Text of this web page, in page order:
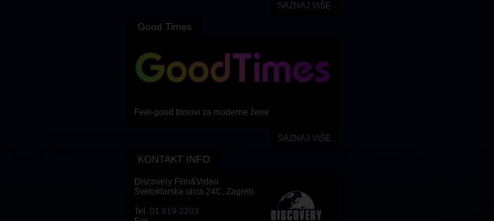
SAZNAJ VIŠE
Good Times
Feel-good filmovi za moderne žene
SAZNAJ VIŠE
KONTAKT INFO
Discovery Film&Video
Svetoklarska ulica 24C, Zagreb
Tel. 01 619-2203